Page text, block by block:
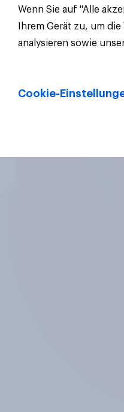
Wenn Sie auf "Alle
Ihrem Gerät zu, um
analysieren sowie
Cookie-